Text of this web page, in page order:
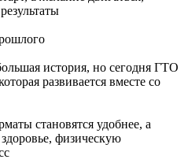
история, но сегодня ГТО
развивается вместе со
становятся удобнее, а
физическую